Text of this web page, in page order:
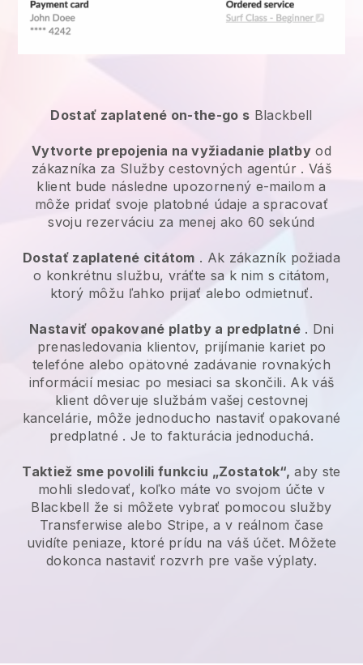
Dostať zaplatené on-the-go s Blackbell
Vytvorte prepojenia na vyžiadanie platbyod
zákazníka za Služby cestovných agentúr . Váš
klient bude následne upozornený e-mailom a
môže pridať svoje platobné údaje a spracovať
svoju rezerváciu za menej ako 60 sekúnd
Dostať zaplatené citátom . Ak zákazník požiada
o konkrétnu službu, vráťte sa k nim s citátom,
ktorý môžu ľahko prijať alebo odmietnuť.
Nastaviť opakované platby a predplatné . Dni
prenasledovania klientov, prijímanie kariet po
telefóne alebo opätovné zadávanie rovnakých
informácií mesiac po mesiaci sa skončili. Ak váš
klient dôveruje službám vašej cestovnej
kancelárie, môže jednoducho nastaviť opakované
predplatné . Je to fakturácia jednoduchá.
Taktiež sme povolili funkciu „Zostatok“, aby ste
mohli sledovať, koľko máte vo svojom účte v
Blackbell že si môžete vybrať pomocou služby
Transferwise alebo Stripe, a v reálnom čase
uvidíte peniaze, ktoré prídu na váš účet. Môžete
dokonca nastaviť rozvrh pre vaše výplaty.